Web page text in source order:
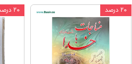
۲۰ درصد ۲۰ درصد